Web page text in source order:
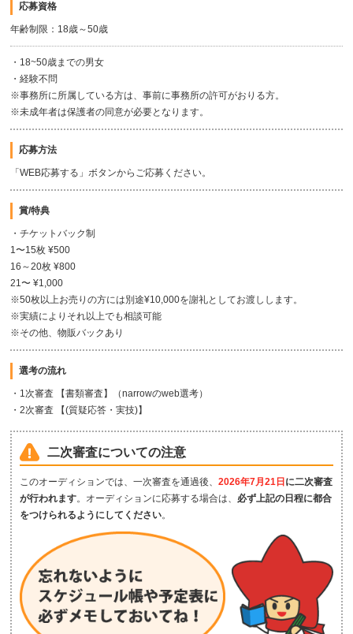
応募資格
年齢制限：18歳～50歳
・18~50歳までの男女
・経験不問
※事務所に所属している方は、事前に事務所の許可がおりる方。
※未成年者は保護者の同意が必要となります。
応募方法
「WEB応募する」ボタンからご応募ください。
賞/特典
・チケットバック制
1〜15枚 ¥500
16～20枚 ¥800
21〜 ¥1,000
※50枚以上お売りの方には別途¥10,000を謝礼としてお渡しします。
※実績によりそれ以上でも相談可能
※その他、物販バックあり
選考の流れ
・1次審査 【書類審査】（narrowのweb選考）
・2次審査 【(質疑応答・実技)】
二次審査についての注意
このオーディションでは、一次審査を通過後、2026年7月21日 に二次審査
が行われます。オーディションに応募する場合は、 必ず上記の日程に都合
をつけられるようにしてください。